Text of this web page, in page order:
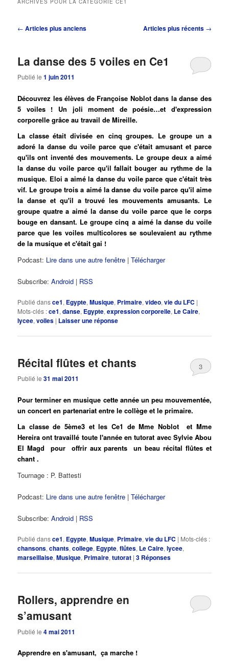
ARCHIVES POUR LA CATÉGORIECE1
Navigation
← Articles plus anciens Articles plus récents →
La danse des 5 voiles en Ce1
Publié le1 juin 2011
Découvrez les élèves de Françoise Noblot dans la danse des
5 voiles ! Un joli moment de poésie…et d'expression
corporelle grâce au travail de Mireille.
La classe était divisée en cinq groupes. Le groupe un a
adoré la danse du voile parce que c'était amusant et parce
qu'ils ont inventé des mouvements. Le groupe deux a aimé
la danse du voile parce qu'il fallait bouger au rythme de la
musique. Eloi a aimé la danse du voile parce que c'était très
vif. Le groupe trois a aimé la danse du voile parce qu'il aime
la danse et qu'il a trouvé les mouvements amusants. Le
groupe quatre a aimé la danse du voile parce que le corps
bouge en dansant. Le groupe cinq a aimé la danse du voile
parce que les voiles multicolores se soulevaient au rythme
de la musique et c'était gai !
Podcast: Lire dans une autre fenêtre |Télécharger
Subscribe:Android | RSS
Publié dansce1, Egypte,Musique, Primaire,video,vie du LFC |
Mots-clés :ce1,danse, Egypte,expression corporelle, Le Caire,
lycee,voiles | Laisser une réponse
Récital flûtes et chants
Publié le31 mai 2011
3
Pour terminer en musique cette année un peu mouvementée,
un concert en partenariat entre le collège et le primaire.
La classe de 5ème3 et les Ce1 de Mme Noblot et Mme
Hereira ont travaillé toute l'année en tutorat avec Sylvie Abou
El Magd pour offrir aux parents un beau récital flûtes et
chant .
Tournage : P. Battesti
Podcast: Lire dans une autre fenêtre |Télécharger
Subscribe:Android | RSS
Publié dansce1, Egypte,Musique, Primaire,vie du LFC | Mots-clés :
chansons,chants,college, Egypte,flûtes, Le Caire,lycee,
marseillaise,Musique, Primaire,tutorat |3 Réponses
Rollers, apprendre en
s’amusant
Publié le4 mai 2011
Apprendre en s'amusant, ça marche !